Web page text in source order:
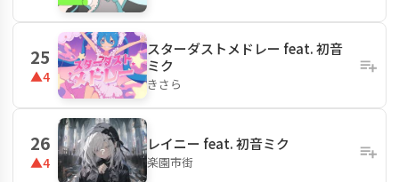
25
▲4
スターダストメドレー feat. 初音
ミク
きさら
26
▲4
レイニー feat. 初音ミク
楽園市街